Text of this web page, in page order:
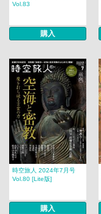
Vol.83
購入
時空旅人 2024年7月号
Vol.80 [Lite版]
購入